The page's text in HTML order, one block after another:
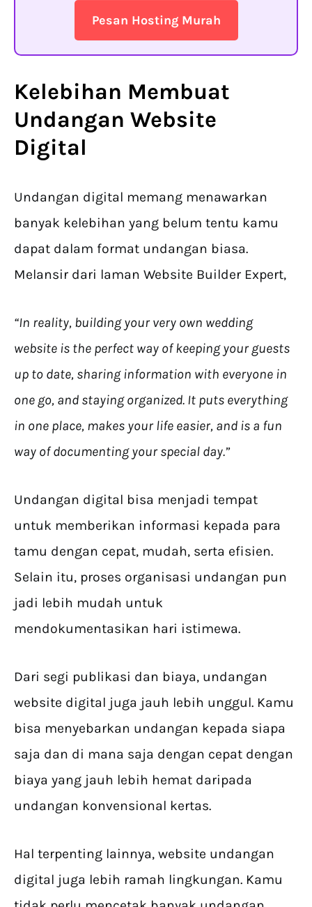
Pesan Hosting Murah
Kelebihan Membuat
Undangan Website
Digital
Undangan digital memang menawarkan
banyak kelebihan yang belum tentu kamu
dapat dalam format undangan biasa.
Melansir dari laman Website Builder Expert,
“In reality, building your very own wedding
website is the perfect way of keeping your guests
up to date, sharing information with everyone in
one go, and staying organized. It puts everything
in one place, makes your life easier, and is a fun
way of documenting your special day.”
Undangan digital bisa menjadi tempat
untuk memberikan informasi kepada para
tamu dengan cepat, mudah, serta efisien.
Selain itu, proses organisasi undangan pun
jadi lebih mudah untuk
mendokumentasikan hari istimewa.
Dari segi publikasi dan biaya, undangan
website digital juga jauh lebih unggul. Kamu
bisa menyebarkan undangan kepada siapa
saja dan di mana saja dengan cepat dengan
biaya yang jauh lebih hemat daripada
undangan konvensional kertas.
Hal terpenting lainnya, website undangan
digital juga lebih ramah lingkungan. Kamu